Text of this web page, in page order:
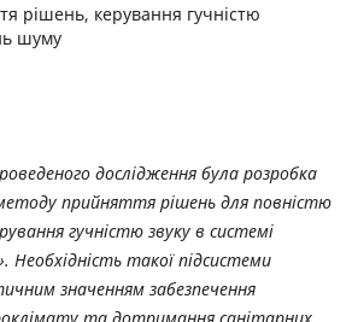
рішень, керування гучністю
шуму
дослідження була розробка
прийняття рішень для повністю
гучністю звуку в системі
Необхідність такої підсистеми
значенням забезпечення